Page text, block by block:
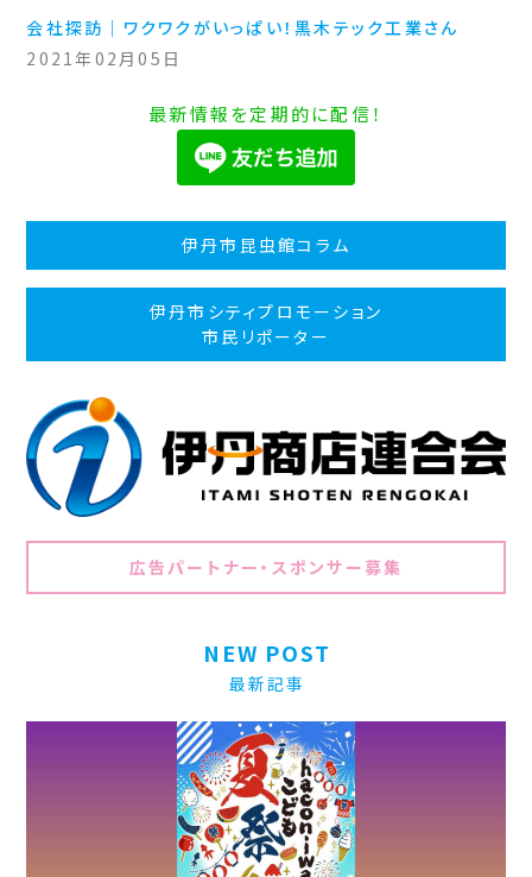
会社探訪｜ワクワクがいっぱい！黒木テック工業さん
2021年02月05日
最新情報を定期的に配信！
伊丹市昆虫館コラム
伊丹市シティプロモーション
市民リポーター
広告パートナー・スポンサー募集
NEW POST
最新記事